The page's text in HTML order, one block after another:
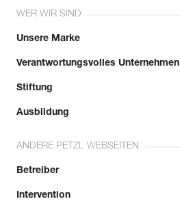
WER WIR SIND
Unsere Marke
Verantwortungsvolles Unternehmen
Stiftung
Ausbildung
ANDERE PETZL WEBSEITEN
Betreiber
Intervention